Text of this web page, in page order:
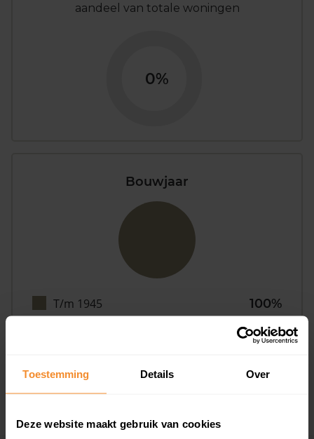
Toestemming Details Over
Deze website maakt gebruik van cookies
aandeel van totale woningen
0%
Bouwjaar
T/m 1945
100%
0%
2008 of later